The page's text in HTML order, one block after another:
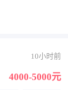
10小时前
4000-5000元